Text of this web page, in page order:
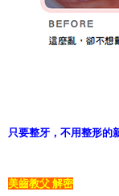
只要整牙，不用整形的
美齒教父 解密